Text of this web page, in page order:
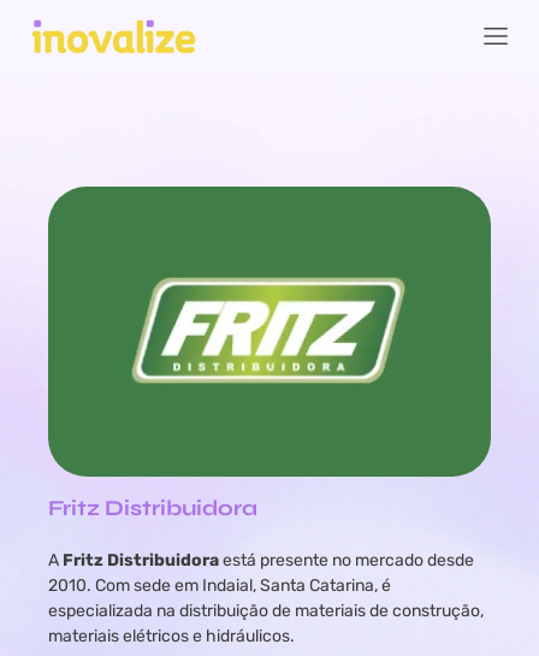
Fritz Distribuidora
A Fritz Distribuidoraestá presente no mercado desde
2010. Com sede em Indaial, Santa Catarina, é
especializada na distribuição de materiais de construção,
materiais elétricos e hidráulicos.